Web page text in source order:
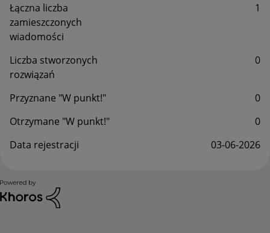
Łączna liczba
zamieszczonych
wiadomości
1
Liczba stworzonych
rozwiązań
0
Przyznane "W punkt!"
0
Otrzymane "W punkt!"
0
Data rejestracji
‎03-06-2026